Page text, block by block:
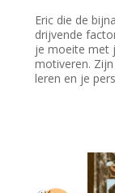
Eric die de
drijvende
je moeite met
motiveren.
leren en je